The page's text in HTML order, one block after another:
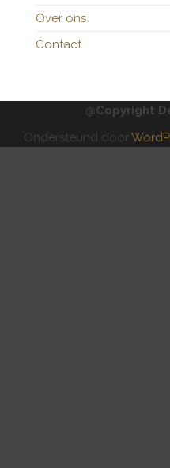
Over ons
Contact
@Copyright
Ondersteund door